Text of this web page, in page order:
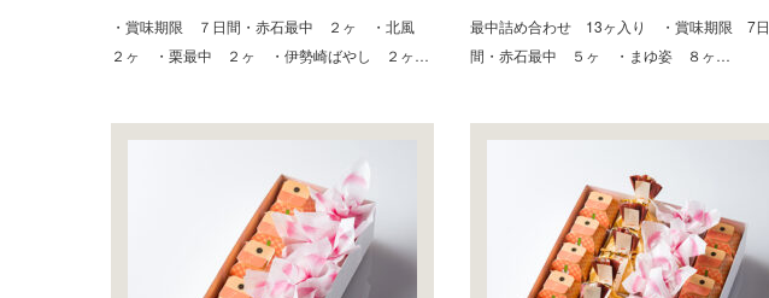
・賞味期限 ７日間・赤石最中 ２ヶ ・北風
２ヶ ・栗最中 ２ヶ ・伊勢崎ばやし ２ヶ…
最中詰め合わせ 13ヶ入り ・賞味期限 7日
間・赤石最中 ５ヶ ・まゆ姿 ８ヶ…